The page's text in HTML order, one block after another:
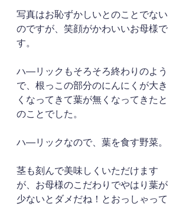
写真はお恥ずかしいとのことでない
のですが、笑顔がかわいいお母様で
す。
ハ―リックもそろそろ終わりのよう
で、根っこの部分のにんにくが大き
くなってきて葉が無くなってきたと
のことでした。
ハ―リックなので、葉を食す野菜。
茎も刻んで美味しくいただけます
が、お母様のこだわりでやはり葉が
少ないとダメだね！とおっしゃって